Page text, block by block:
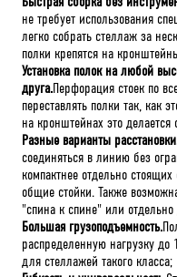
не требует использования
легко собрать стеллаж за
полки крепятся на
Установка полок на любой
друга.Перфорация стоек по
переставлять полки так, как
на кронштейнах это
Разные варианты
соединяться в линию без
компактнее отдельно
общие стойки. Также
"спина к спине" или отдельно
Большая грузоподъемность.
распределенную нагрузку до
для стеллажей такого класса;